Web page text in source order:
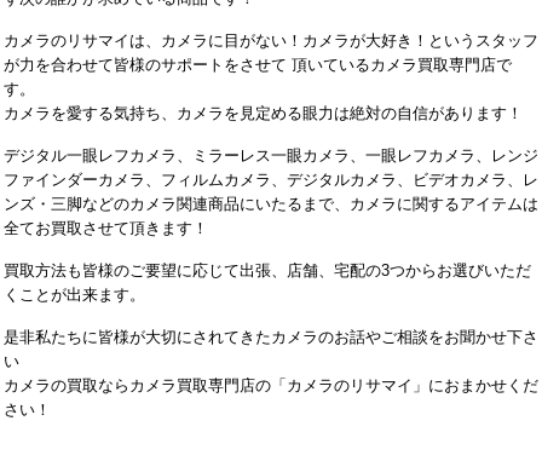
カメラのリサマイは、カメラに目がない！カメラが大好き！というスタッフ
が力を合わせて皆様のサポートをさせて 頂いているカメラ買取専門店で
す。
カメラを愛する気持ち、カメラを見定める眼力は絶対の自信があります！
デジタル一眼レフカメラ、ミラーレス一眼カメラ、一眼レフカメラ、レンジ
ファインダーカメラ、フィルムカメラ、デジタルカメラ、ビデオカメラ、レ
ンズ・三脚などのカメラ関連商品にいたるまで、カメラに関するアイテムは
全てお買取させて頂きます！
買取方法も皆様のご要望に応じて出張、店舗、宅配の3つからお選びいただ
くことが出来ます。
是非私たちに皆様が大切にされてきたカメラのお話やご相談をお聞かせ下さ
い
カメラの買取ならカメラ買取専門店の「カメラのリサマイ」におまかせくだ
さい！